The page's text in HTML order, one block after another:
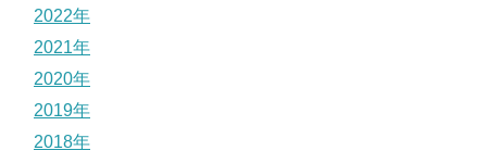
2022年
2021年
2020年
2019年
2018年